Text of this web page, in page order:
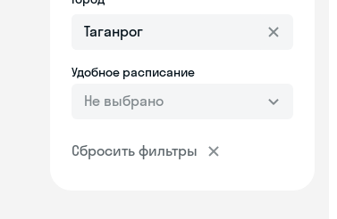
Удобное расписание
Не выбрано
Сбросить фильтры